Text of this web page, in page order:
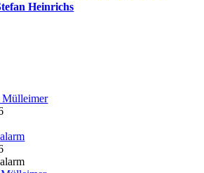
Heinrichs
Mülleimer